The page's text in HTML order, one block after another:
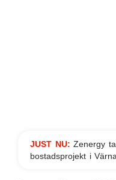
JUST NU:Zenergy
bostadsprojekt i